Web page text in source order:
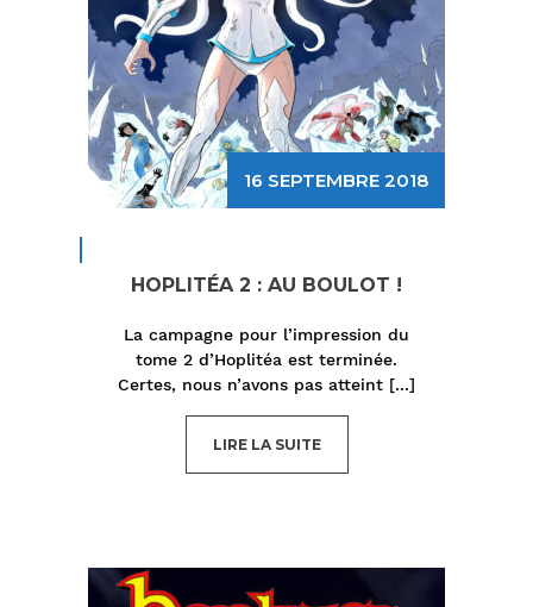
16 SEPTEMBRE 2018
HOPLITÉA 2 : AU BOULOT !
La campagne pour l’impression du
tome 2 d’Hoplitéa est terminée.
Certes, nous n’avons pas atteint [...]
LIRE LA SUITE